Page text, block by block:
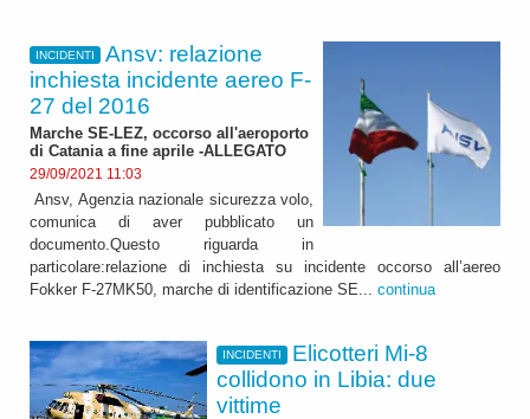
INCIDENTI
Ansv: relazione
inchiesta incidente aereo F-
27 del 2016
Marche SE-LEZ, occorso all'aeroporto
di Catania a fine aprile -ALLEGATO
29/09/2021 11:03
Ansv, Agenzia nazionale sicurezza volo,
comunica di aver pubblicato un
documento.Questo riguarda in
particolare:relazione di inchiesta su incidente occorso all’aereo
Fokker F-27MK50, marche di identificazione SE... continua
INCIDENTI
Elicotteri Mi-8
collidono in Libia: due
vittime